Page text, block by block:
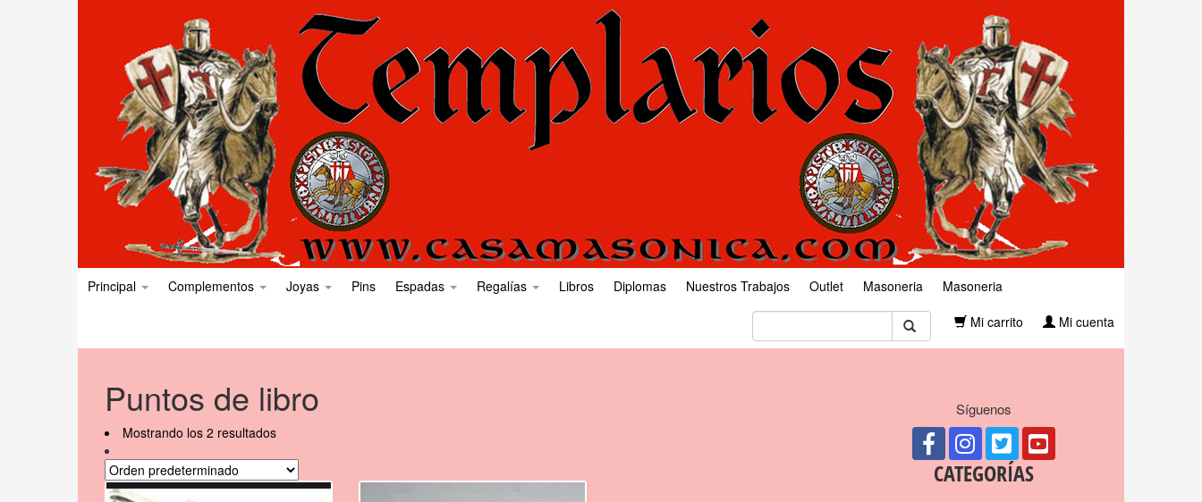
Principal Complementos Joyas Pins Espadas Regalías Libros Diplomas Nuestros Trabajos Outlet Masoneria
Masoneria
Mi carrito
Mi cuenta
Puntos de libro
Mostrando los 2 resultados
Síguenos
CATEGORÍAS